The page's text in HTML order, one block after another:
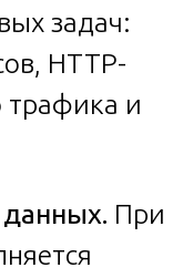
задач:
HTTP-
трафика и
данных. При